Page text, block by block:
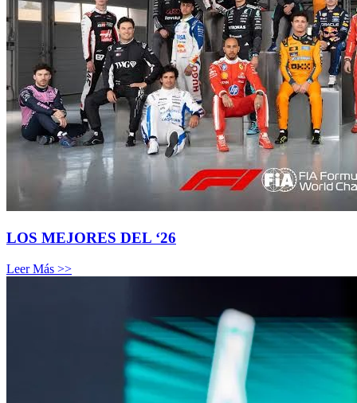
LOS MEJORES DEL ‘26
Leer Más >>